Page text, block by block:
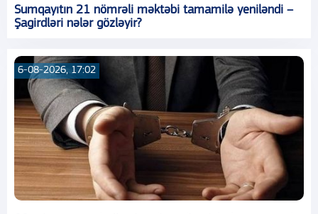
Sumqayıtın 21 nömrəli məktəbi tamamilə yeniləndi –
Şagirdləri nələr gözləyir?
6-08-2026, 17:02